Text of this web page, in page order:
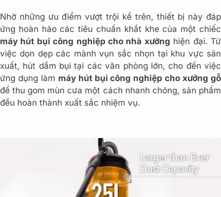
Nhờ những ưu điểm vượt trội kể trên, thiết bị này đáp
ứng hoàn hảo các tiêu chuẩn khắt khe của một chiếc
máy hút bụi công nghiệp cho nhà xưởng hiện đại. Từ
việc dọn dẹp các mảnh vụn sắc nhọn tại khu vực sản
xuất, hút dầm bụi tại các văn phòng lớn, cho đến việc
ứng dụng làm máy hút bụi công nghiệp cho xưởng gỗ
để thu gom mùn cưa một cách nhanh chóng, sản phẩm
đều hoàn thành xuất sắc nhiệm vụ.